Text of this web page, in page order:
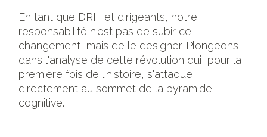
En tant que DRH et dirigeants, notre
responsabilité n'est pas de subir ce
changement, mais de le designer. Plongeons
dans l'analyse de cette révolution qui, pour la
première fois de l'histoire, s'attaque
directement au sommet de la pyramide
cognitive.